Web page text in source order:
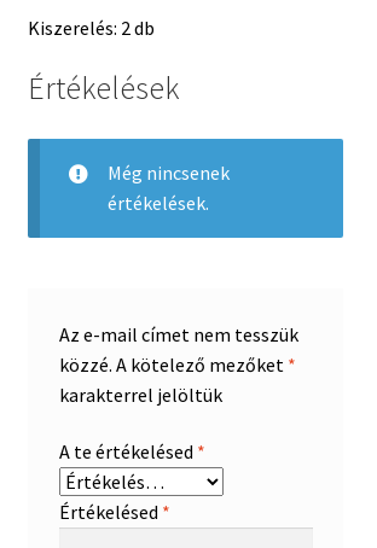
Kiszerelés: 2 db
Értékelések
Még nincsenek
értékelések.
Az e-mail címet nem tesszük
közzé. A kötelező mezőket *
karakterrel jelöltük
A te értékelésed *
Értékelésed *